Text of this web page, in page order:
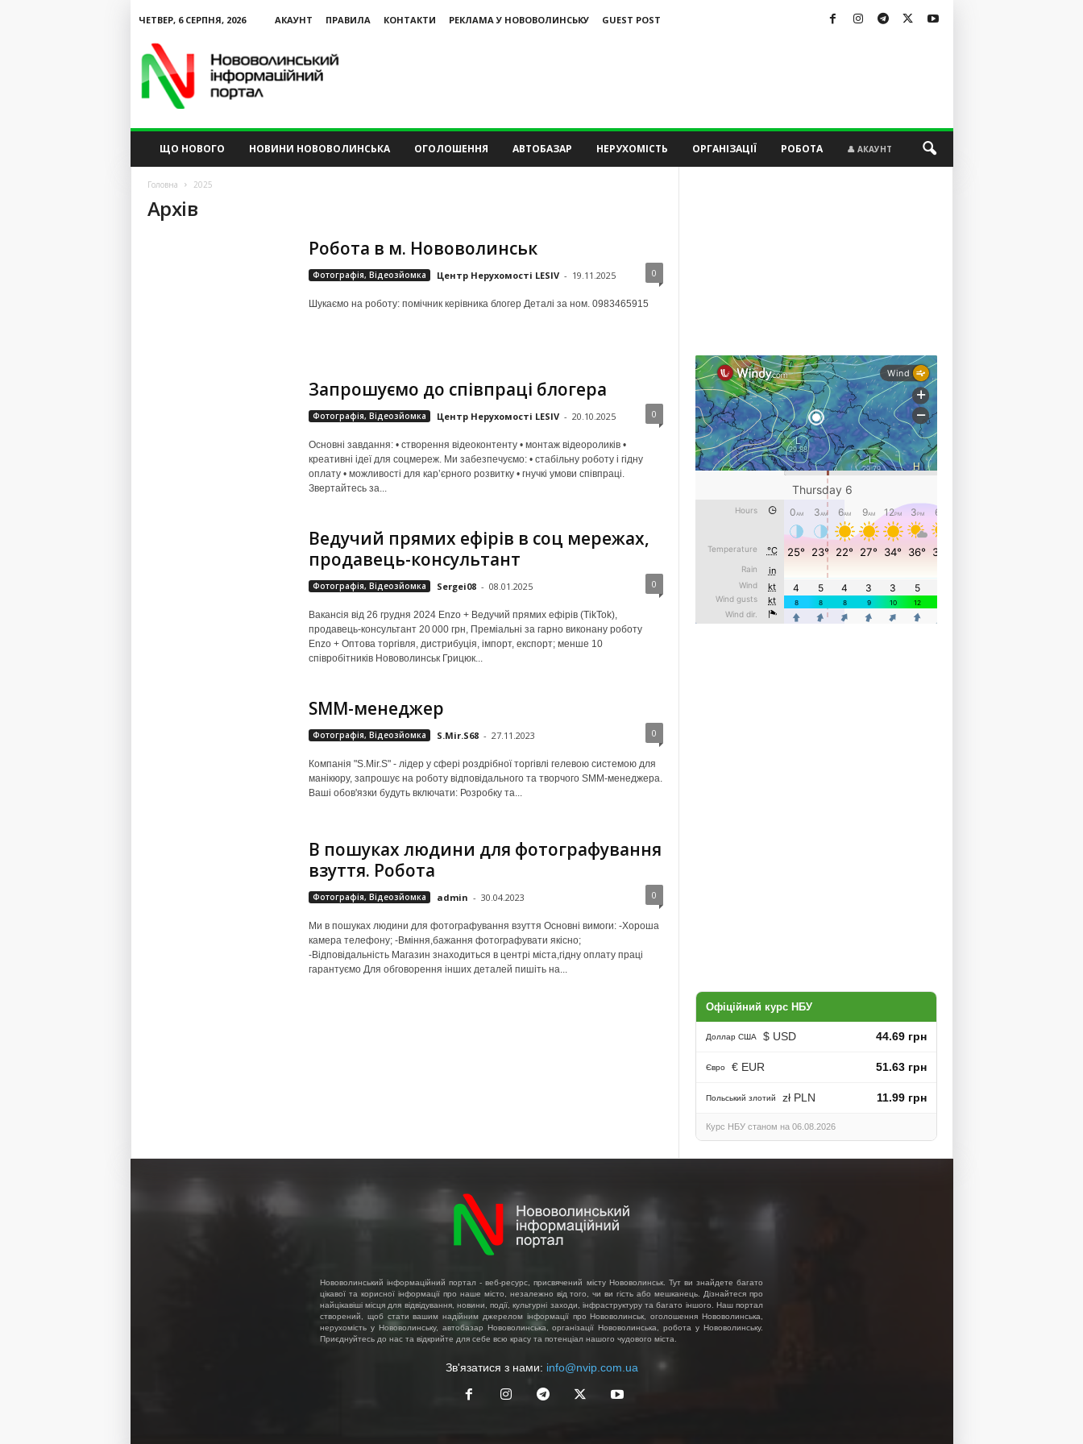
ЧЕТВЕР, 6 СЕРПНЯ, 2026 АКАУНТ ПРАВИЛА КОНТАКТИ РЕКЛАМА У НОВОВОЛИНСЬКУ
GUEST POST
ЩО НОВОГО НОВИНИ НОВОВОЛИНСЬКА ОГОЛОШЕННЯ АВТОБАЗАР НЕРУХОМІСТЬ ОРГАНІЗАЦІЇ РОБОТА 👤 АКАУНТ
Головна 2025
Архів
Робота в м. Нововолинськ
Фотографія, Відеозйомка Центр Нерухомості LESIV - 19.11.2025 0
Шукаємо на роботу: помічник керівника блогер Деталі за ном. 0983465915
Запрошуємо до співпраці блогера
Фотографія, Відеозйомка Центр Нерухомості LESIV - 20.10.2025 0
Основні завдання: • створення відеоконтенту • монтаж відеороликів •
креативні ідеї для соцмереж. Ми забезпечуємо: • стабільну роботу і гідну
оплату • можливості для кар’єрного розвитку • гнучкі умови співпраці.
Звертайтесь за...
Ведучий прямих ефірів в соц мережах,
продавець-консультант
Фотографія, Відеозйомка Sergei08 - 08.01.2025 0
Вакансія від 26 грудня 2024 Enzo + Ведучий прямих ефірів (TikTok),
продавець-консультант 20 000 грн, Преміальні за гарно виконану роботу
Enzo + Оптова торгівля, дистрибуція, імпорт, експорт; менше 10
співробітників Нововолинськ Грицюк...
SMM-менеджер
Фотографія, Відеозйомка S.Mir.S68 - 27.11.2023 0
Компанія "S.Mir.S" - лідер у сфері роздрібної торгівлі гелевою системою для
манікюру, запрошує на роботу відповідального та творчого SMM-менеджера.
Ваші обов'язки будуть включати: Розробку та...
В пошуках людини для фотографування
взуття. Робота
Фотографія, Відеозйомка admin - 30.04.2023 0
Ми в пошуках людини для фотографування взуття Основні вимоги: -Хороша
камера телефону; -Вміння,бажання фотографувати якісно;
-Відповідальність Магазин знаходиться в центрі міста,гідну оплату праці
гарантуємо Для обговорення інших деталей пишіть на...
Офіційний курс НБУ
Доллар США $ USD 44.69 грн
Євро € EUR 51.63 грн
Польський злотий zł PLN 11.99 грн
Курс НБУ станом на 06.08.2026
Нововолинський інформаційний портал - веб-ресурс, присвячений місту Нововолинськ. Тут ви знайдете багато
цікавої та корисної інформації про наше місто, незалежно від того, чи ви гість або мешканець. Дізнайтеся про
найцікавіші місця для відвідування, новини, події, культурні заходи, інфраструктуру та багато іншого. Наш портал
створений, щоб стати вашим надійним джерелом інформації про Нововолинськ, оголошення Нововолинська,
нерухомість у Нововолинську, автобазар Нововолинська, організації Нововолинська, робота у Нововолинську.
Приєднуйтесь до нас та відкрийте для себе всю красу та потенціал нашого чудового міста.
Зв'язатися з нами: info@nvip.com.ua